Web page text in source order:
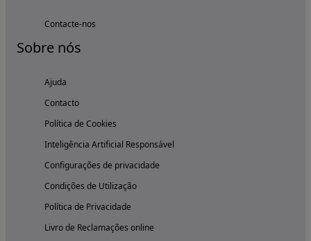
Contacte-nos
Sobre nós
Ajuda
Contacto
Política de Cookies
Inteligência Artificial Responsável
Configurações de privacidade
Condições de Utilização
Política de Privacidade
Livro de Reclamações online